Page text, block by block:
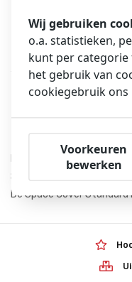
Overzicht
B.Braun Space Station
Space pompen (niet
De Space Cover
Wij gebruiken
o.a. statistieken,
kunt per
het gebruik van
cookiegebruik ons
Voorkeuren
bewerken